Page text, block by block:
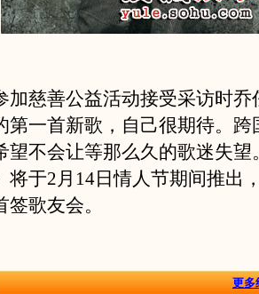
慈善公益活动接受采访时乔
第一首新歌，自己很期待。跨
望不会让等那么久的歌迷失望
将于2月14日情人节期间推出
歌友会。
更多